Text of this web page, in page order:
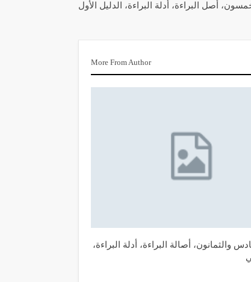
أصل البراءة، أدلة البراءة، الدليل الأول
More From Author
والثمانون، أصالة البراءة، أدلة البراءة،